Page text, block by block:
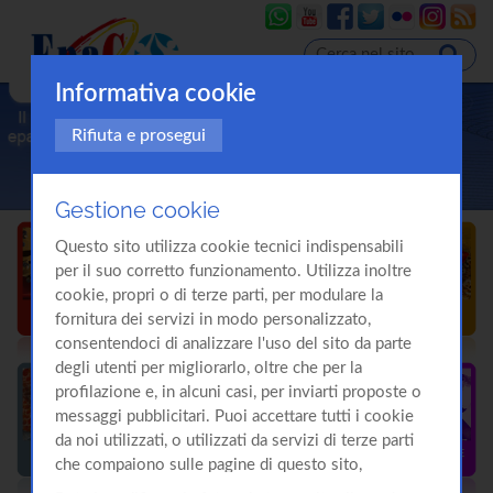
Informativa cookie
Rifiuta e prosegui
Gestione cookie
Questo sito utilizza cookie tecnici indispensabili
per il suo corretto funzionamento. Utilizza inoltre
cookie, propri o di terze parti, per modulare la
fornitura dei servizi in modo personalizzato,
consentendoci di analizzare l'uso del sito da parte
degli utenti per migliorarlo, oltre che per la
profilazione e, in alcuni casi, per inviarti proposte o
messaggi pubblicitari. Puoi accettare tutti i cookie
da noi utilizzati, o utilizzati da servizi di terze parti
che compaiono sulle pagine di questo sito,
premendo il pulsante "Accetta tutti i cookie"